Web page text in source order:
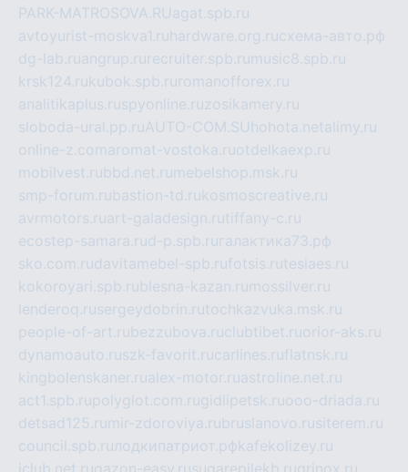
PARK-MATROSOVA.RUagat.spb.ru
avtoyurist-moskva1.ru hardware.org.ruсхема-авто.рф
dg-lab.ruangrup.ru recruiter.spb.ru music8.spb.ru
krsk124.rukubok.spb.ru romanofforex.ru
analitikaplus.ruspyonline.ruzosikamery.ru
sloboda-ural.pp.ruAUTO-COM.SU hohota.netalimy.ru
online-z.comaromat-vostoka.ruotdelkaexp.ru
mobilvest.rubbd.net.ru mebelshop.msk.ru
smp-forum.rubastion-td.rukosmoscreative.ru
avrmotors.ruart-galadesign.rutiffany-c.ru
ecostep-samara.rud-p.spb.ru галактика73.рф
sko.com.rudavitamebel-spb.rufotsis.rutesiaes.ru
kokoroyari.spb.rublesna-kazan.ru mossilver.ru
lenderoq.rusergeydobrin.rutochkazvuka.msk.ru
people-of-art.rubezzubova.ruclubtibet.ruorior-aks.ru
dynamoauto.ruszk-favorit.rucarlines.ruflatnsk.ru
kingbolenskaner.rualex-motor.ruastroline.net.ru
act1.spb.rupolyglot.com.rugidlipetsk.ruooo-driada.ru
detsad125.ru mir-zdoroviya.rubruslanovo.rusiterem.ru
council.spb.ruлодкипатриот.рфkafekolizey.ru
iclub.net.rugazon-easy.rusugarepilekb.rugrinox.ru